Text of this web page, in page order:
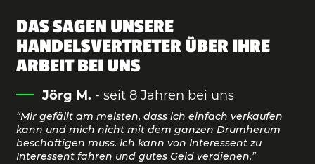
DAS SAGEN UNSERE
HANDELSVERTRETER ÜBER IHRE
ARBEIT BEI UNS
Jörg M. - seit 8 Jahren bei uns
“Mir gefällt am meisten, dass ich einfach verkaufen
kann und mich nicht mit dem ganzen Drumherum
beschäftigen muss. Ich kann von Interessent zu
Interessent fahren und gutes Geld verdienen.”